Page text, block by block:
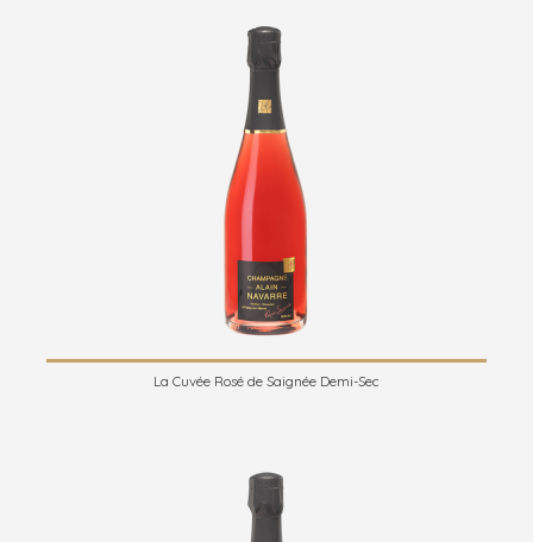
La Cuvée Rosé de Saignée Demi-Sec